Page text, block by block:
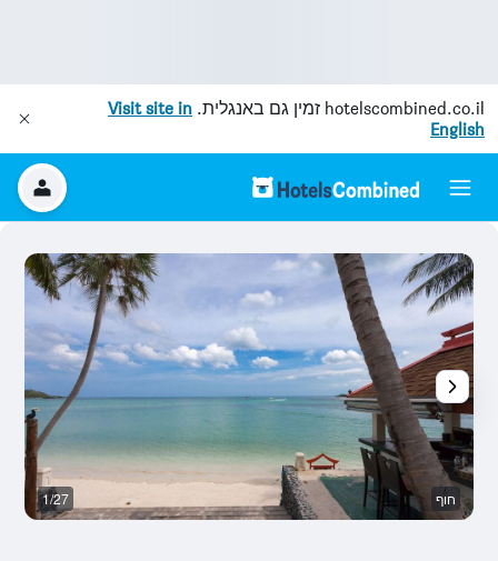
hotelscombined.co.il זמין גם באנגלית. Visit site in
English
חוף 1/27